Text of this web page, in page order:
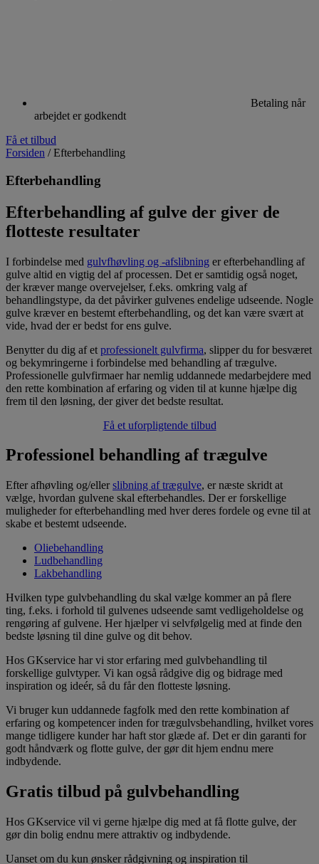
Betaling når
arbejdet er godkendt
Få et tilbud
Forsiden /Efterbehandling
Efterbehandling
Efterbehandling af gulve der giver de
flotteste resultater
I forbindelse med gulvfhøvling og -afslibning er efterbehandling af
gulve altid en vigtig del af processen. Det er samtidig også noget,
der kræver mange overvejelser, f.eks. omkring valg af
behandlingstype, da det påvirker gulvenes endelige udseende. Nogle
gulve kræver en bestemt efterbehandling, og det kan være svært at
vide, hvad der er bedst for ens gulve.
Benytter du dig af et professionelt gulvfirma, slipper du for besværet
og bekymringerne i forbindelse med behandling af trægulve.
Professionelle gulvfirmaer har nemlig uddannede medarbejdere med
den rette kombination af erfaring og viden til at kunne hjælpe dig
frem til den løsning, der giver det bedste resultat.
Få et uforpligtende tilbud
Professionel behandling af trægulve
Efter afhøvling og/eller slibning af trægulve, er næste skridt at
vælge, hvordan gulvene skal efterbehandles. Der er forskellige
muligheder for efterbehandling med hver deres fordele og evne til at
skabe et bestemt udseende.
Oliebehandling
Ludbehandling
Lakbehandling
Hvilken type gulvbehandling du skal vælge kommer an på flere
ting, f.eks. i forhold til gulvenes udseende samt vedligeholdelse og
rengøring af gulvene. Her hjælper vi selvfølgelig med at finde den
bedste løsning til dine gulve og dit behov.
Hos GKservice har vi stor erfaring med gulvbehandling til
forskellige gulvtyper. Vi kan også rådgive dig og bidrage med
inspiration og ideér, så du får den flotteste løsning.
Vi bruger kun uddannede fagfolk med den rette kombination af
erfaring og kompetencer inden for trægulvsbehandling, hvilket vores
mange tidligere kunder har haft stor glæde af. Det er din garanti for
godt håndværk og flotte gulve, der gør dit hjem endnu mere
indbydende.
Gratis tilbud på gulvbehandling
Hos GKservice vil vi gerne hjælpe dig med at få flotte gulve, der
gør din bolig endnu mere attraktiv og indbydende.
Uanset om du kun ønsker rådgivning og inspiration til